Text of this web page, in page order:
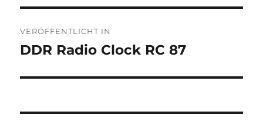
VERÖFFENTLICHT IN
DDR Radio Clock RC 87